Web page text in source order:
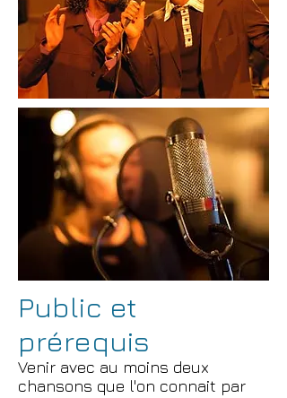
Public et
prérequis
Venir avec au moins deux
chansons que l'on connait par